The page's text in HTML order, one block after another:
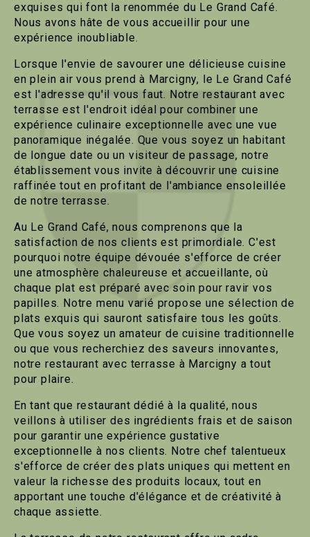
exquises qui font la renommée du Le Grand Café.
Nous avons hâte de vous accueillir pour une
expérience inoubliable.
Lorsque l'envie de savourer une délicieuse cuisine
en plein air vous prend à Marcigny, le Le Grand Café
est l'adresse qu'il vous faut. Notre restaurant avec
terrasse est l'endroit idéal pour combiner une
expérience culinaire exceptionnelle avec une vue
panoramique inégalée. Que vous soyez un habitant
de longue date ou un visiteur de passage, notre
établissement vous invite à découvrir une cuisine
raffinée tout en profitant de l'ambiance ensoleillée
de notre terrasse.
Au Le Grand Café, nous comprenons que la
satisfaction de nos clients est primordiale. C'est
pourquoi notre équipe dévouée s'efforce de créer
une atmosphère chaleureuse et accueillante, où
chaque plat est préparé avec soin pour ravir vos
papilles. Notre menu varié propose une sélection de
plats exquis qui sauront satisfaire tous les goûts.
Que vous soyez un amateur de cuisine traditionnelle
ou que vous recherchiez des saveurs innovantes,
notre restaurant avec terrasse à Marcigny a tout
pour plaire.
En tant que restaurant dédié à la qualité, nous
veillons à utiliser des ingrédients frais et de saison
pour garantir une expérience gustative
exceptionnelle à nos clients. Notre chef talentueux
s'efforce de créer des plats uniques qui mettent en
valeur la richesse des produits locaux, tout en
apportant une touche d'élégance et de créativité à
chaque assiette.